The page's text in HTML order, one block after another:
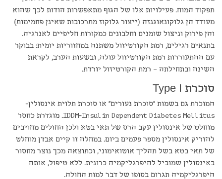
תפקוד המוח. פעילויות אלו של הגוף מתאפשרות הודות לכך שהוא
מעודד הן גלוקונאוגנזה (ייצור גלוקוז מתרכובות שאינן פחמימות)
והן פירוק וניצול שומנים וחלבונים כמקורות חליפיים לאנרגיה.
בתנאים רגילים, רמת הקורטיזול משתנה במחזוריות יומית: בבוקר
עם ההתעוררות רמת הקורטיזול עולה, ובשעות הערב, לקראת
השינה ובתחילתה – רמת הקורטיזול יורדת.
סוכרת Type I
המוכרת גם בשמות "סוכרת נעורים" או סוכרת תלוית אינסולין-
IDDM-Insulin Dependent Diabetes Mellitus. מוגדרת כחסר
מוחלט של אינסולין עקב הרס של תאי בטא ולכן החולים מחויבים
להזריק אינסולין מספר פעמים ביום. במחלה זו קיים אבדן מוחלט
של תאי בטא בשל תהליך אוטואימוני, וכתוצאה מכך נוצר מחסור
באינסולין שמוביל להיפרגליקמיה כרונית. ללא טיפול, אותה
היפרגליקמיה תגרום בסופו של דבר למות החולה.